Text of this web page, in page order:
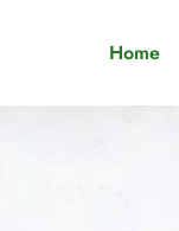
Home